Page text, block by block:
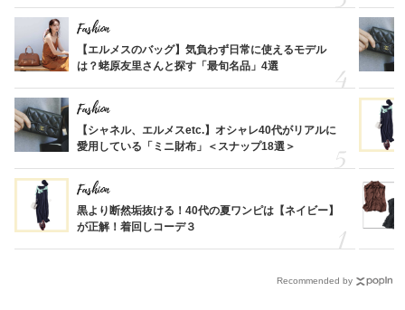
Fashion
【エルメスのバッグ】気負わず日常に使えるモデル
は？蛯原友里さんと探す「最旬名品」4選
Fashion
【シャネル、エルメスetc.】オシャレ40代がリアルに
愛用している「ミニ財布」＜スナップ18選＞
Fashion
黒より断然垢抜ける！40代の夏ワンピは【ネイビー】
が正解！着回しコーデ３
Recommended by